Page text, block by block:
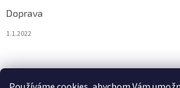
Doprava
1.1.2022